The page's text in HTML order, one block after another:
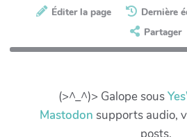
Éditer la page
Dernière
Partager
(>^_^)> Galope sous
Mastodon supports audio,
posts.